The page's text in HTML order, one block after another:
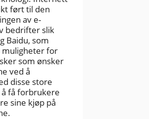
ført til den
av e-
bedrifter slik
Baidu, som
muligheter for
som ønsker
ved å
disse store
få forbrukere
sine kjøp på